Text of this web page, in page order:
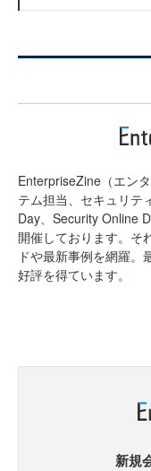
EnterpriseZine（エン
テム担当、セキュリテ
Day、Security Online
開催しております。そ
ドや最新事例を網羅。
好評を得ています。
新規